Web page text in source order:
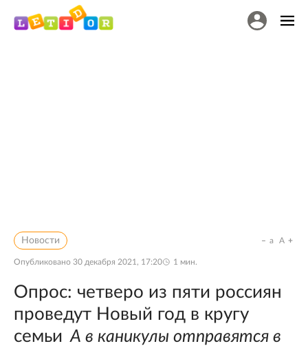
Новости
Опубликовано 30 декабря 2021, 17:20 1 мин.
a A
Опрос: четверо из пяти россиян
проведут Новый год в кругу
семьи А в каникулы отправятся в